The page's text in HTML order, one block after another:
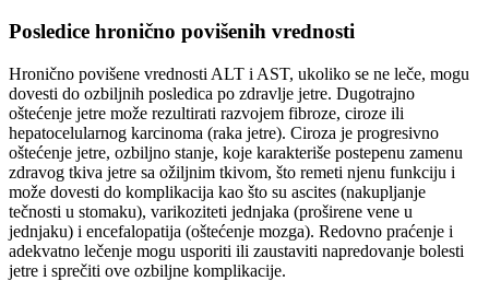
Posledice hronično povišenih vrednosti
Hronično povišene vrednosti ALT i AST, ukoliko se ne leče, mogu
dovesti do ozbiljnih posledica po zdravlje jetre. Dugotrajno
oštećenje jetre može rezultirati razvojem fibroze, ciroze ili
hepatocelularnog karcinoma (raka jetre). Ciroza je progresivno
oštećenje jetre, ozbiljno stanje, koje karakteriše postepenu zamenu
zdravog tkiva jetre sa ožiljnim tkivom, što remeti njenu funkciju i
može dovesti do komplikacija kao što su ascites (nakupljanje
tečnosti u stomaku), varikoziteti jednjaka (proširene vene u
jednjaku) i encefalopatija (oštećenje mozga). Redovno praćenje i
adekvatno lečenje mogu usporiti ili zaustaviti napredovanje bolesti
jetre i sprečiti ove ozbiljne komplikacije.